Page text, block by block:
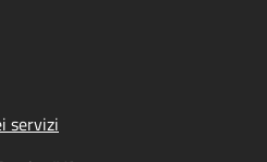
servizi